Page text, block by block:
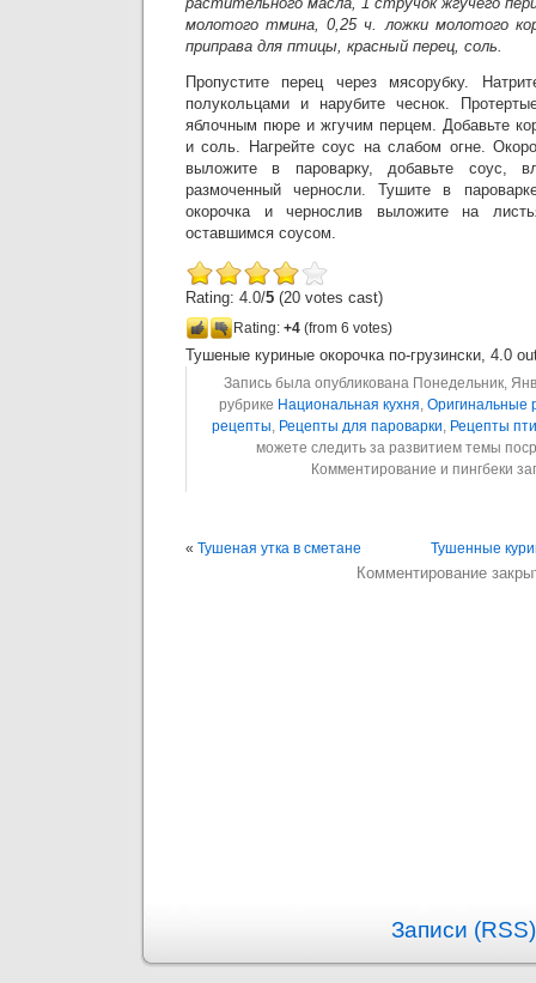
молотого тмина, 0,25 ч. ложки молотого
приправа для птицы, красный перец, соль.
Пропустите перец через мясорубку.
полукольцами и нарубите чеснок.
яблочным пюре и жгучим перцем. Добавьте
и соль. Нагрейте соус на слабом огне.
выложите в пароварку, добавьте соус,
размоченный черносли. Тушите в
окорочка и чернослив выложите на
оставшимся соусом.
Rating: 4.0/5 (20 votes cast)
Rating: +4 (from 6 votes)
Тушеные куриные окорочка по-грузински, 4.0
Запись была опубликована Понедельник,
рубрике Национальная кухня, Оригинальные
рецепты, Рецепты для пароварки, Рецепты
можете следить за развитием темы
Комментирование и пингбеки
« Тушеная утка в сметане Тушенные
Комментирование
Записи (RSS)